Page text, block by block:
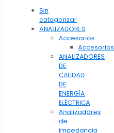
Sin
categorizar
ANALIZADORES
Accesorios
Accesorios
ANALIZADORES
DE
CALIDAD
DE
ENERGÍA
ELÉCTRICA
Analizadores
de
impedancia